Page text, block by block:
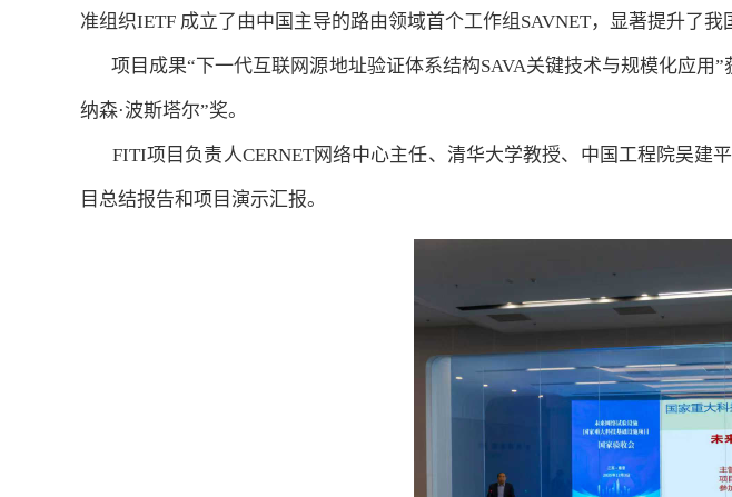
准组织IETF 成立了由中国主导的路由领域首个工作组SAVNET，显著提升了我
项目成果“下一代互联网源地址验证体系结构SAVA关键技术与规模化应用
纳森·波斯塔尔”奖。
FITI项目负责人CERNET网络中心主任、清华大学教授、中国工程院吴建
目总结报告和项目演示汇报。